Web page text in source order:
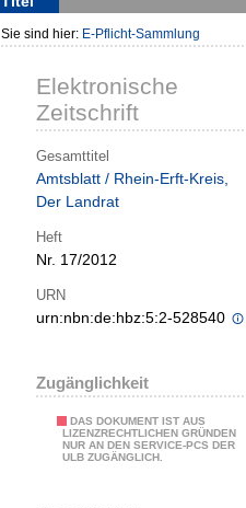
Sie sind hier: E-Pflicht-Sammlung
Elektronische
Zeitschrift
Gesamttitel
Amtsblatt / Rhein-Erft-Kreis,
Der Landrat
Heft
Nr. 17/2012
URN
urn:nbn:de:hbz:5:2-528540
Zugänglichkeit
DAS DOKUMENT IST AUS
LIZENZRECHTLICHEN GRÜNDEN
NUR AN DEN SERVICE-PCS DER
ULB ZUGÄNGLICH.